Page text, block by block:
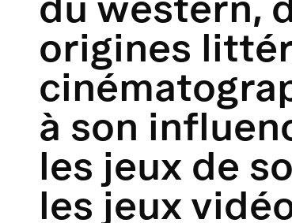
origines
à son
les jeux de
les jeux